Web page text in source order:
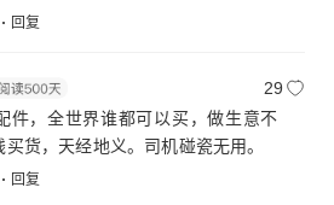
回复
29
件，全世界谁都可以买，做生意不
货，天经地义。司机碰瓷无用。
回复